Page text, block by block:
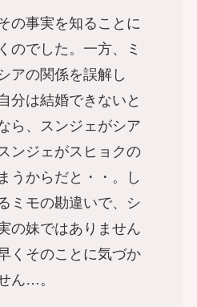
の事実を知ることに
のでした。一方、ミ
アの関係を誤解し
分は結婚できないと
ら、スンジェがシア
ンジェがスヒョクの
うからだと・・。し
ミモの勘違いで、シ
の妹ではありません
くそのことに気づか
ん…。